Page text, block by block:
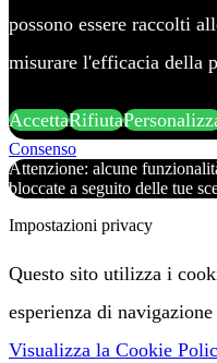
possono essere raccolti
misurare l'efficacia della
AccettaRifiuta
Consenso
Attenzione: alcune
bloccate a seguito delle tue
Impostazioni privacy
Questo sito utilizza i
esperienza di
Visualizza la Cookie